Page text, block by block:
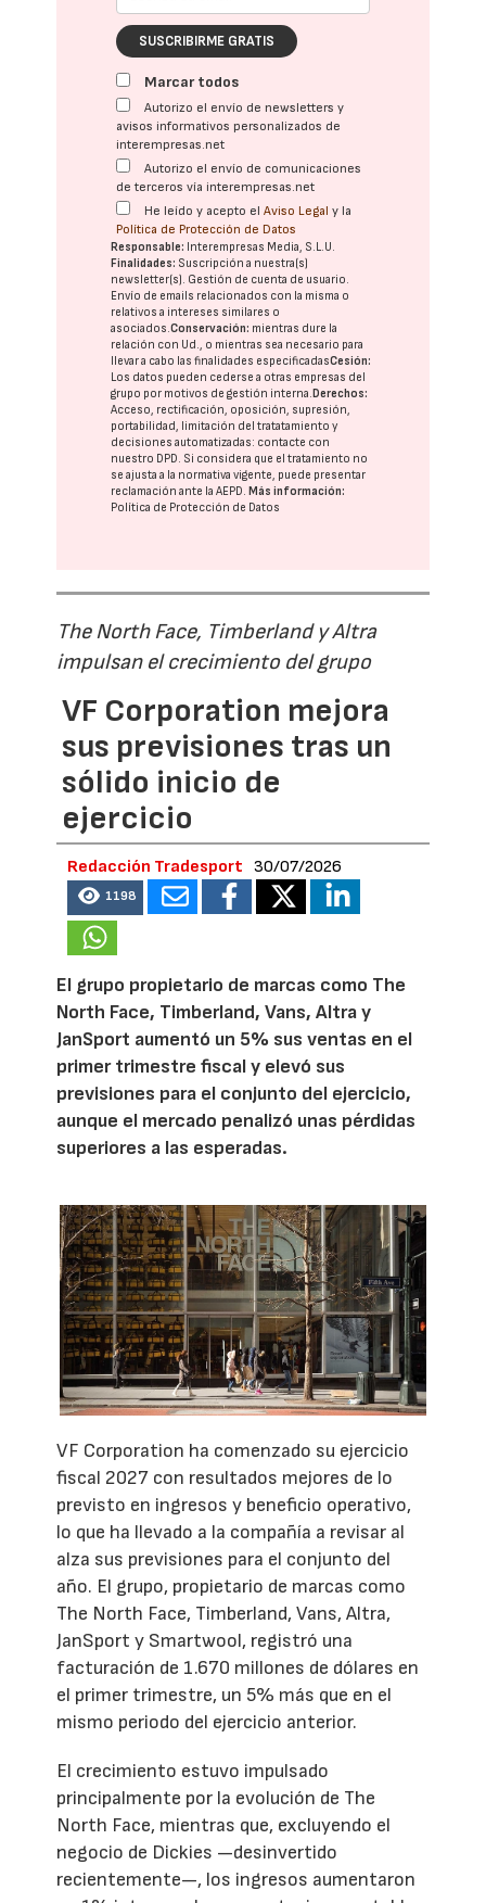
SUSCRIBIRME GRATIS
Marcar todos
Autorizo el envío de newsletters y
avisos informativos personalizados de
interempresas.net
Autorizo el envío de comunicaciones
de terceros vía interempresas.net
He leído y acepto elAviso Legal y la
Política de Protección de Datos
Responsable: Interempresas Media, S.L.U.
Finalidades: Suscripción a nuestra(s)
newsletter(s). Gestión de cuenta de usuario.
Envío de emails relacionados con la misma o
relativos a intereses similares o
asociados.Conservación: mientras dure la
relación con Ud., o mientras sea necesario para
llevar a cabo las finalidades especificadasCesión:
Los datos pueden cederse a otras empresas del
grupo por motivos de gestión interna.Derechos:
Acceso, rectificación, oposición, supresión,
portabilidad, limitación del tratatamiento y
decisiones automatizadas: contacte con
nuestro DPD. Si considera que el tratamiento no
se ajusta a la normativa vigente, puede presentar
reclamación ante laAEPD.Más información:
Política de Protección de Datos
The North Face, Timberland y Altra
impulsan el crecimiento del grupo
VF Corporation mejora
sus previsiones tras un
sólido inicio de
ejercicio
Redacción Tradesport 30/07/2026
1198
El grupo propietario de marcas como The
North Face, Timberland, Vans, Altra y
JanSport aumentó un 5% sus ventas en el
primer trimestre fiscal y elevó sus
previsiones para el conjunto del ejercicio,
aunque el mercado penalizó unas pérdidas
superiores a las esperadas.
VF Corporation ha comenzado su ejercicio
fiscal 2027 con resultados mejores de lo
previsto en ingresos y beneficio operativo,
lo que ha llevado a la compañía a revisar al
alza sus previsiones para el conjunto del
año. El grupo, propietario de marcas como
The North Face, Timberland, Vans, Altra,
JanSport y Smartwool, registró una
facturación de 1.670 millones de dólares en
el primer trimestre, un 5% más que en el
mismo periodo del ejercicio anterior.
El crecimiento estuvo impulsado
principalmente por la evolución de The
North Face, mientras que, excluyendo el
negocio de Dickies —desinvertido
recientemente—, los ingresos aumentaron